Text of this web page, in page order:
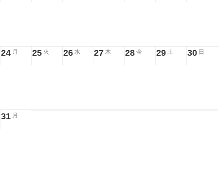
24 月 25 火 26 水 27 木 28 金 29 土 30 日
31 月